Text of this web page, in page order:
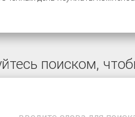
поиском,